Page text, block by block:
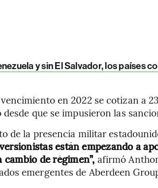
y sin El Salvador, los países
en 2022 se cotizan a
que se impusieron las
de la presencia militar
están empezando a
cambio de régimen”, afirmó
emergentes de Aberdeen